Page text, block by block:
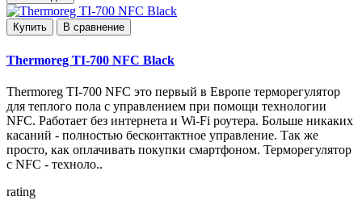
Купить В сравнение
Thermoreg TI-700 NFC Black
Thermoreg TI-700 NFC это первый в Европе терморегулятор
для теплого пола с управлением при помощи технологии
NFC. Работает без интернета и Wi-Fi роутера. Больше никаких
касаний - полностью бесконтактное управление. Так же
просто, как оплачивать покупки смартфоном. Терморегулятор
с NFC - техноло..
rating